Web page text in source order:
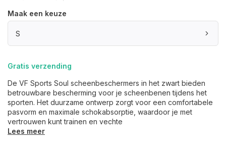
Maak een keuze
S
Gratis verzending
De VF Sports Soul scheenbeschermers in het zwart bieden
betrouwbare bescherming voor je scheenbenen tijdens het
sporten. Het duurzame ontwerp zorgt voor een comfortabele
pasvorm en maximale schokabsorptie, waardoor je met
vertrouwen kunt trainen en vechte
Lees meer